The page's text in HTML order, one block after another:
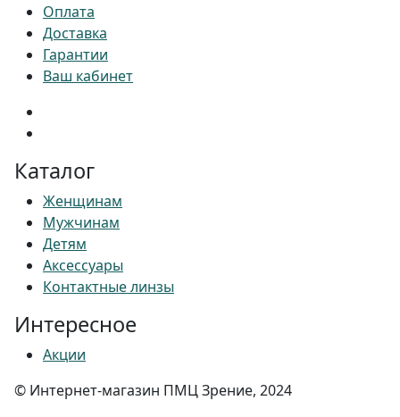
Оплата
Доставка
Гарантии
Ваш кабинет
Каталог
Женщинам
Мужчинам
Детям
Аксессуары
Контактные линзы
Интересное
Акции
© Интернет-магазин ПМЦ Зрение, 2024